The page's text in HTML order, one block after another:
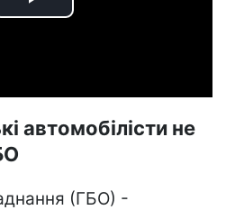
Play
автомобілісти не
(ГБО) -